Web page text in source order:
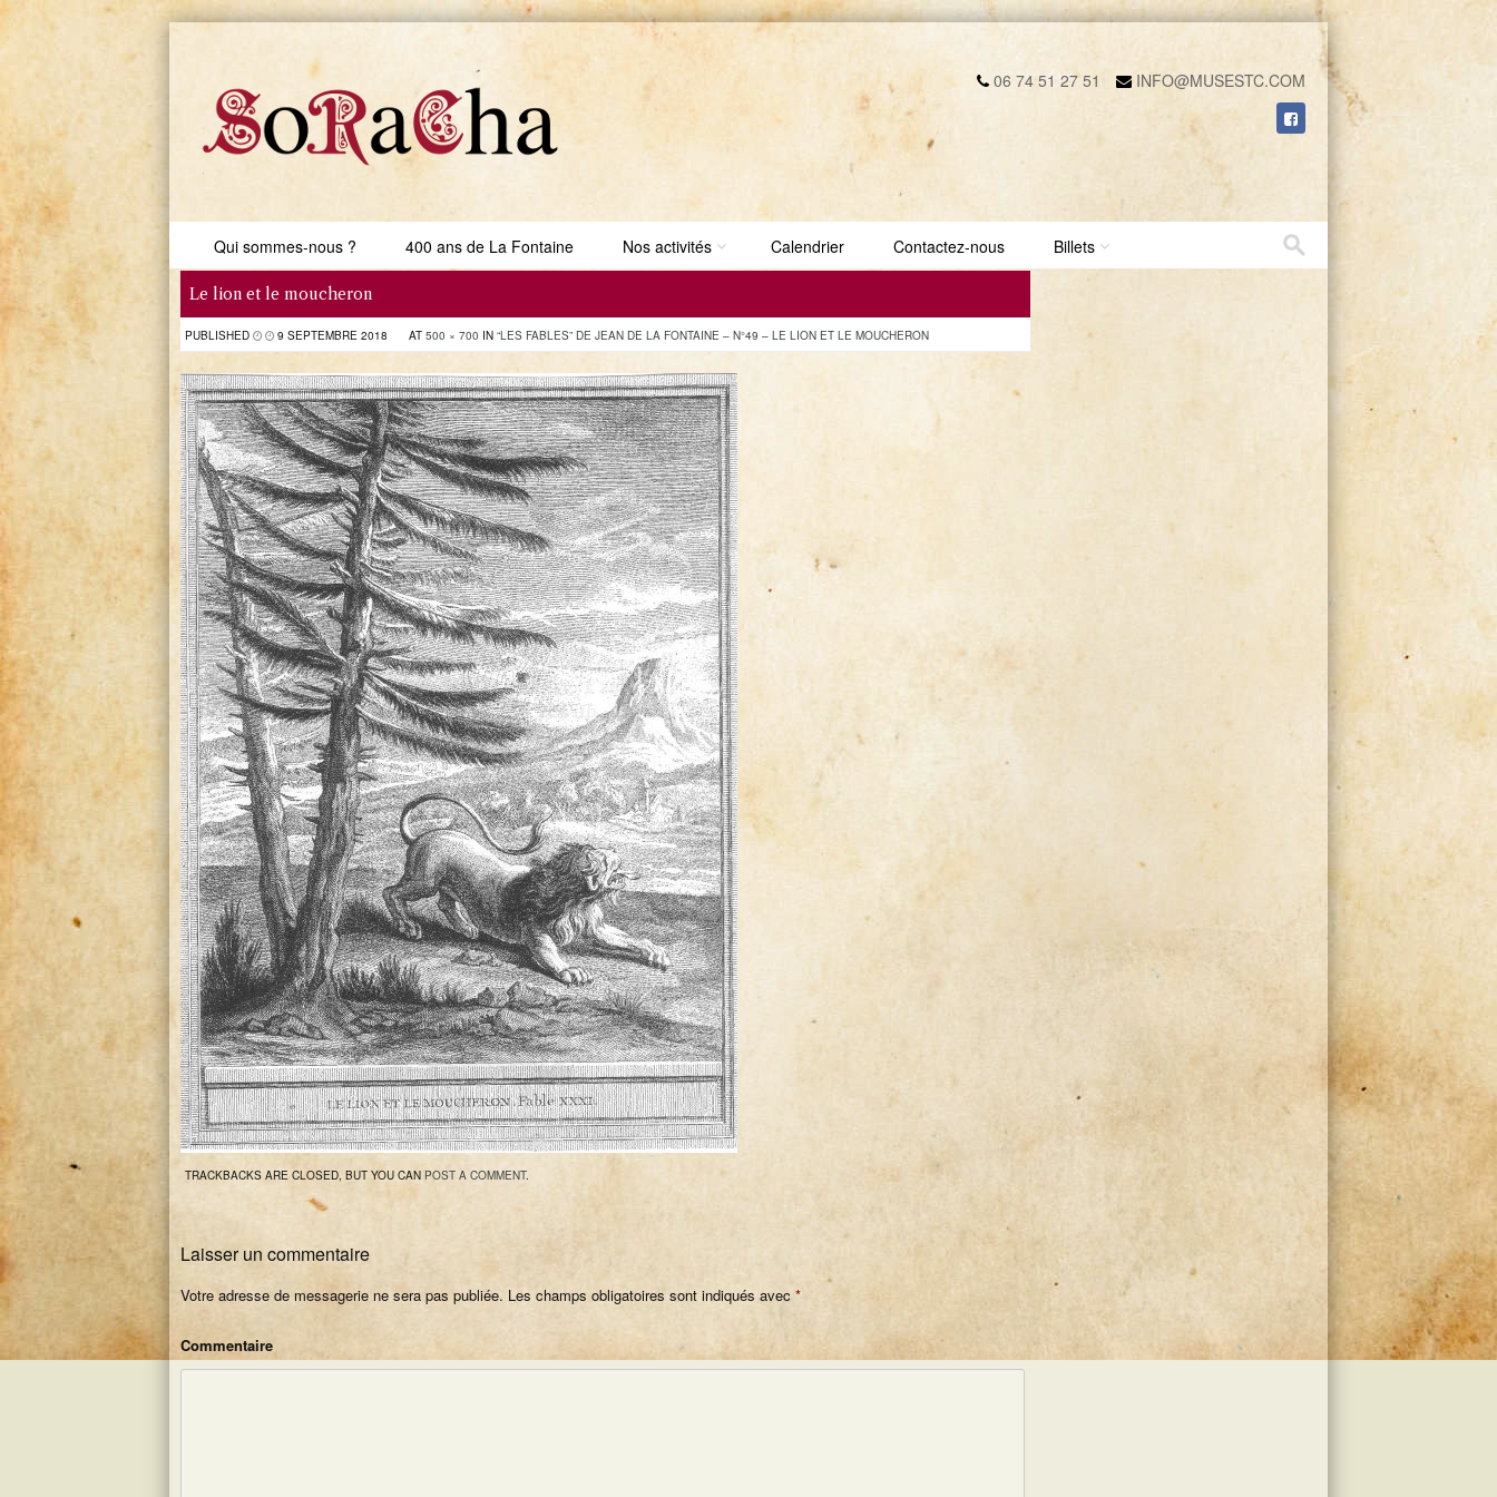
06 74 51 27 51 INFO@MUSESTC.COM
Menu
Skip to content
Qui sommes-nous ? 400 ans de La Fontaine Nos activités Calendrier Contactez-nous Billets
Le lion et le moucheron
PUBLISHED 9 SEPTEMBRE 2018 AT 500 × 700 IN “LES FABLES” DE JEAN DE LA FONTAINE – N°49 – LE LION ET LE MOUCHERON
TRACKBACKS ARE CLOSED, BUT YOU CAN POST A COMMENT.
Laisser un commentaire
Votre adresse de messagerie ne sera pas publiée. Les champs obligatoires sont indiqués avec *
Commentaire